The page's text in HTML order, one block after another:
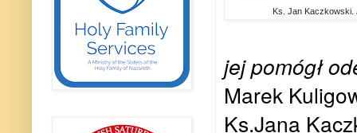
Ks. Jan Kaczkowski.
jej pomógł
Marek
Ks.Jana